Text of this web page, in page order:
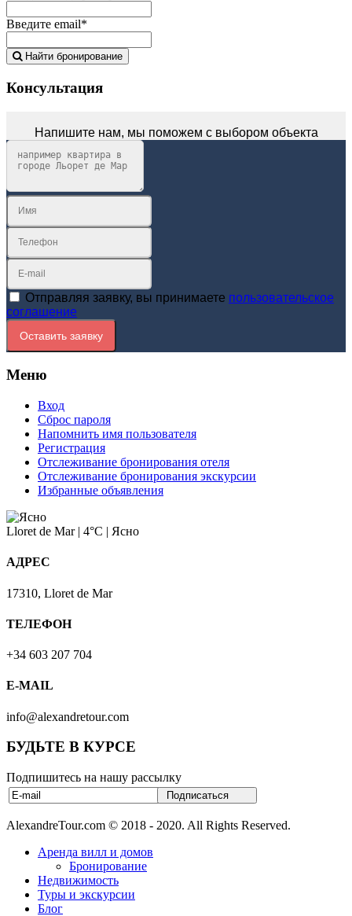
Введите email*
Найти бронирование
Консультация
Напишите нам, мы поможем с выбором объекта
Отправляя заявку, вы принимаете пользовательское
соглашение
Оставить заявку
Меню
Вход
Сброс пароля
Напомнить имя пользователя
Регистрация
Отслеживание бронирования отеля
Отслеживание бронирования экскурсии
Избранные объявления
Lloret de Mar| 4°C | Ясно
АДРЕС
17310, Lloret de Mar
ТЕЛЕФОН
+34 603 207 704
E-MAIL
info@alexandretour.com
БУДЬТЕ В КУРСЕ
Подпишитесь на нашу рассылку
AlexandreTour.com © 2018 - 2020. All Rights Reserved.
Аренда вилл и домов
Бронирование
Недвижимость
Туры и экскурсии
Блог